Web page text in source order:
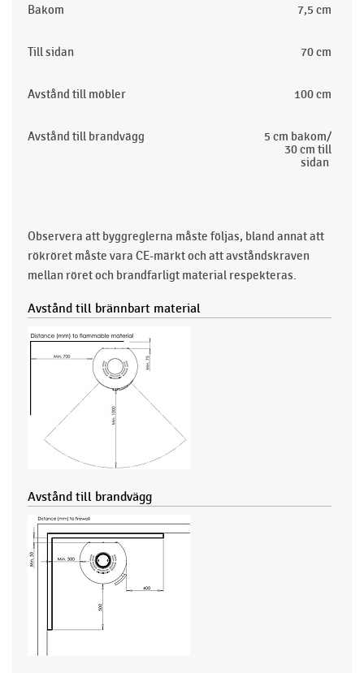
Bakom 7,5 cm
Till sidan 70 cm
Avstånd till möbler 100 cm
Avstånd till brandvägg
5 cm bakom/
30 cm till
sidan
Observera att byggreglerna måste följas, bland annat att
rökröret måste vara CE-märkt och att avståndskraven
mellan röret och brandfarligt material respekteras.
Avstånd till brännbart material
Avstånd till brandvägg